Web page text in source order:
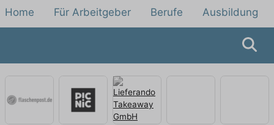
Home Für Arbeitgeber Berufe Ausbildung